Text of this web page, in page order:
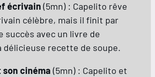
écrivain (5mn) : Capelito rêve
célèbre, mais il finit par
succès avec un livre de
délicieuse recette de soupe.
cinéma (5mn) : Capelito et